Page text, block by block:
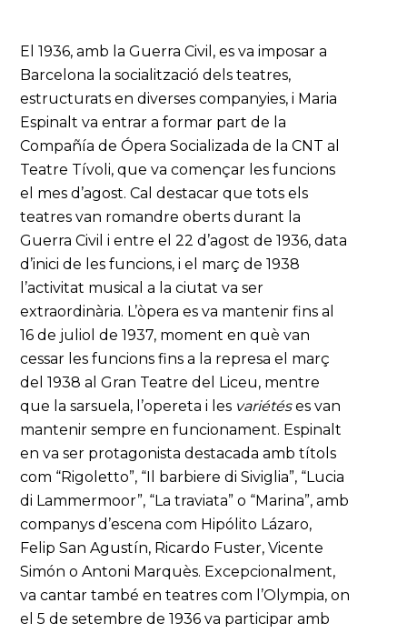
El 1936, amb la Guerra Civil, es va imposar a
Barcelona la socialització dels teatres,
estructurats en diverses companyies, i Maria
Espinalt va entrar a formar part de la
Compañía de Ópera Socializada de la CNT al
Teatre Tívoli, que va començar les funcions
el mes d’agost. Cal destacar que tots els
teatres van romandre oberts durant la
Guerra Civil i entre el 22 d’agost de 1936, data
d’inici de les funcions, i el març de 1938
l’activitat musical a la ciutat va ser
extraordinària. L’òpera es va mantenir fins al
16 de juliol de 1937, moment en què van
cessar les funcions fins a la represa el març
del 1938 al Gran Teatre del Liceu, mentre
que la sarsuela, l’opereta i les variétéses van
mantenir sempre en funcionament. Espinalt
en va ser protagonista destacada amb títols
com “Rigoletto”, “Il barbiere di Siviglia”, “Lucia
di Lammermoor”, “La traviata” o “Marina”, amb
companys d’escena com Hipólito Lázaro,
Felip San Agustín, Ricardo Fuster, Vicente
Simón o Antoni Marquès. Excepcionalment,
va cantar també en teatres com l’Olympia, on
el 5 de setembre de 1936 va participar amb